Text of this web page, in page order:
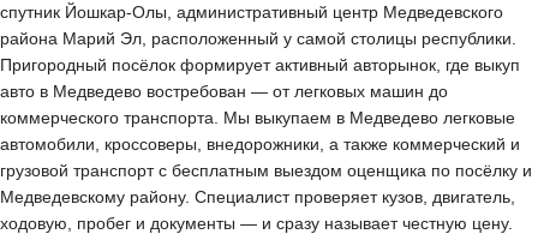
спутник Йошкар-Олы, административный центр Медведевского
района Марий Эл, расположенный у самой столицы республики.
Пригородный посёлок формирует активный авторынок, где выкуп
авто в Медведево востребован — от легковых машин до
коммерческого транспорта. Мы выкупаем в Медведево легковые
автомобили, кроссоверы, внедорожники, а также коммерческий и
грузовой транспорт с бесплатным выездом оценщика по посёлку и
Медведевскому району. Специалист проверяет кузов, двигатель,
ходовую, пробег и документы — и сразу называет честную цену.